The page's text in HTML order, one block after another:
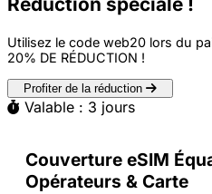
Utilisez le code web20 lors du
20% DE RÉDUCTION !
Profiter de la réduction
Valable : 3 jours
Couverture eSIM
Opérateurs & Carte